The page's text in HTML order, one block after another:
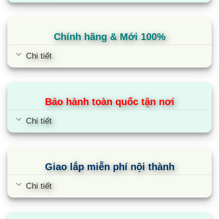
vùng núi cao như Đà Lạt ở nước ta.
lạnh vừa sưởi ấm, nên rất phù hợp cho những gia đình
Gia đình có người già, trẻ nhỏ cùng sinh sống:Mùa
bệnh về đường hô hấp. Vì vậy, việc sử dụng điều hòa
Samsung 2 chiều sẽ có lợi cho sức khỏe.
Phân loại
là: 9000BTU, 12000BTU, 18000BTU và 24000BTU.
Hãng cũng có tùy chọn inverter và cơ thường (mono) để
Nơi mua máy lạnh Samsung 2 chiều chính
Chính hãng & Mới 100%
Chi tiết
Bảo hành toàn quốc tận nơi
Chi tiết
Giao lắp miễn phí nội thành
Chi tiết